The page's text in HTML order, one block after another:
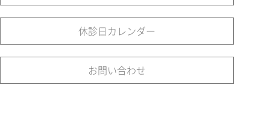
休診日カレンダー
お問い合わせ